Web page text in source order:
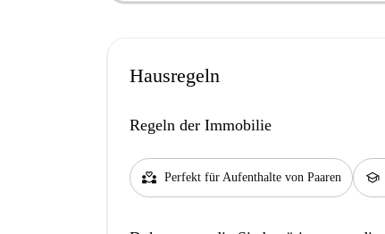
Hausregeln
Regeln der Immobilie
partner_heart Perfekt für Aufenthalte von Paaren school